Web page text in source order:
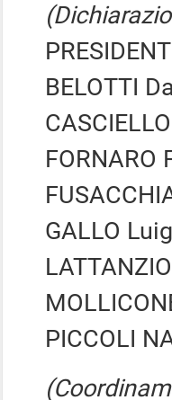
BELOTTI
FORNARO
GALLO
PICCOLI